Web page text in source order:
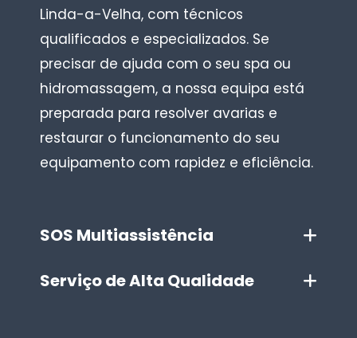
Linda-a-Velha, com técnicos
qualificados e especializados. Se
precisar de ajuda com o seu spa ou
hidromassagem, a nossa equipa está
preparada para resolver avarias e
restaurar o funcionamento do seu
equipamento com rapidez e eficiência.
SOS Multiassistência
Serviço de Alta Qualidade